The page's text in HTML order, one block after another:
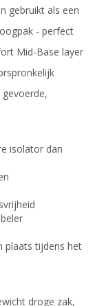
gebruikt als een
- perfect
Mid-Base layer
isolator dan
plaats tijdens het
droge zak,